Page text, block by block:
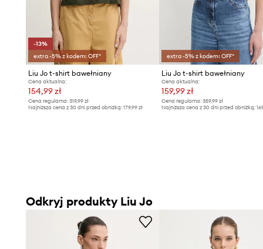
-13%
extra -5% z kodem: OFF*
Liu Jo t-shirt bawełniany
Cena aktualna:
154,99 zł
Cena regularna: 319,99 zł
Najniższa cena z 30 dni przed obniżką: 179,99 zł
extra -5% z kodem: OFF*
Liu Jo t-shirt bawełniany
Cena aktualna:
159,99 zł
Cena regularna:359,99 zł
Najniższa cena z 30 dni przed obniżką:
Odkryj produkty Liu Jo